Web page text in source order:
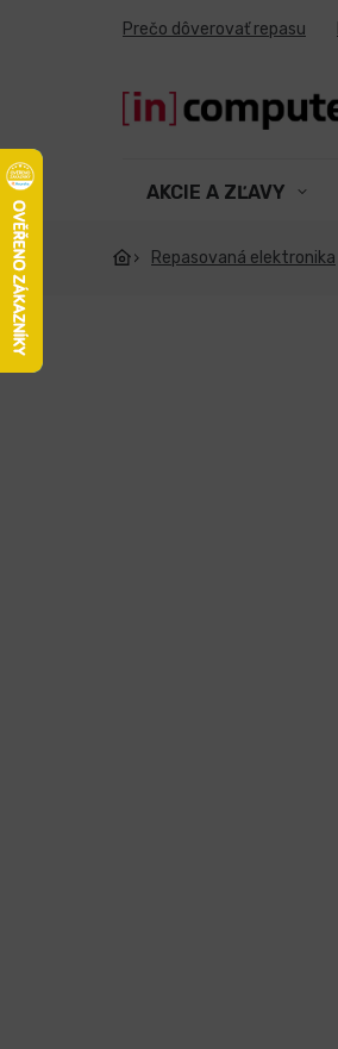
Prečo dôverovať repasu
AKCIE A ZĽAVY
Repasovaná elektronika